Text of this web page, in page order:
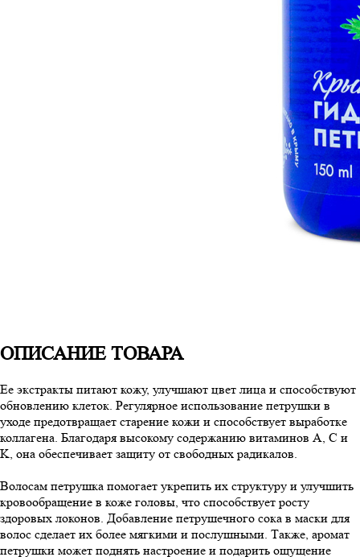
ОПИСАНИЕ ТОВАРА
Ее экстракты питают кожу, улучшают цвет лица и способствуют
обновлению клеток. Регулярное использование петрушки в
уходе предотвращает старение кожи и способствует выработке
коллагена. Благодаря высокому содержанию витаминов A, C и
K, она обеспечивает защиту от свободных радикалов.
Волосам петрушка помогает укрепить их структуру и улучшить
кровообращение в коже головы, что способствует росту
здоровых локонов. Добавление петрушечного сока в маски для
волос сделает их более мягкими и послушными. Также, аромат
петрушки может поднять настроение и подарить ощущение